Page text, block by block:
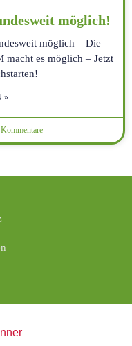
möglich!
möglich – Die
macht es möglich – Jetzt
»